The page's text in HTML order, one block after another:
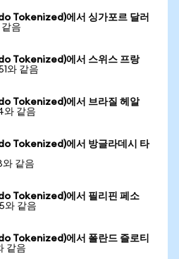
Tokenized)에서 싱가포르 달러
음
Tokenized)에서 스위스 프랑
와 같음
Tokenized)에서 브라질 헤알
와 같음
Tokenized)에서 방글라데시 타
와 같음
Tokenized)에서 필리핀 페소
와 같음
Tokenized)에서 폴란드 즐로티
같음